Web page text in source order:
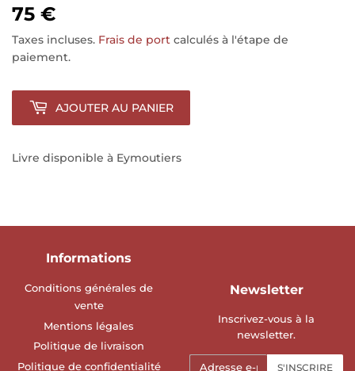
75 €
Taxes incluses. Frais de port calculés à l'étape de
paiement.
AJOUTER AU PANIER
Livre disponible à Eymoutiers
Informations
Conditions générales de
vente
Mentions légales
Politique de livraison
Politique de confidentialité
Newsletter
Inscrivez-vous à la
newsletter.
S'INSCRIRE